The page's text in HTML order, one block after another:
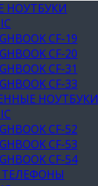
CF-19
CF-20
CF-31
CF-33
НОУТБУКИ
CF-52
CF-53
CF-54